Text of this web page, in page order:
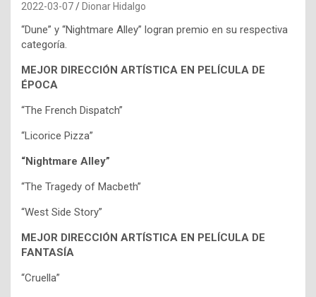
2022-03-07 Dionar Hidalgo
“Dune” y “Nightmare Alley” logran premio en su respectiva
categoría.
MEJOR DIRECCIÓN ARTÍSTICA EN PELÍCULA DE
ÉPOCA
“The French Dispatch”
“Licorice Pizza”
“Nightmare Alley”
“The Tragedy of Macbeth”
“West Side Story”
MEJOR DIRECCIÓN ARTÍSTICA EN PELÍCULA DE
FANTASÍA
“Cruella”